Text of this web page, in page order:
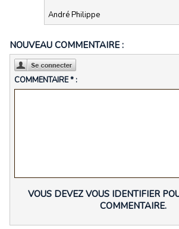
André Philippe
NOUVEAU COMMENTAIRE :
COMMENTAIRE * :
VOUS DEVEZ VOUS IDENTIFIER
COMMENTAIRE.